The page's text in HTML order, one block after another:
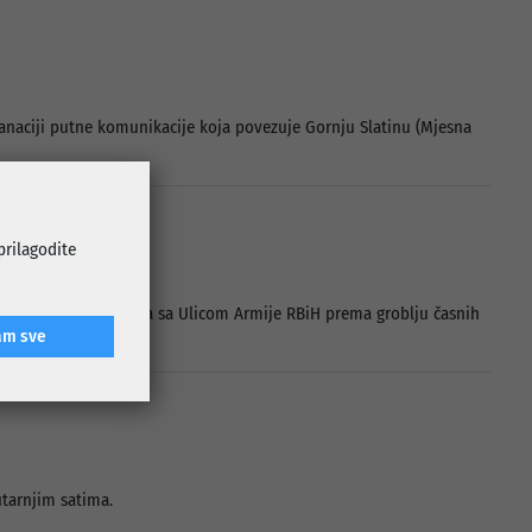
putne komunikacije koja povezuje Gornju Slatinu (Mjesna
puta od spoja sa Ulicom Armije RBiH prema groblju časnih
satima.
sve